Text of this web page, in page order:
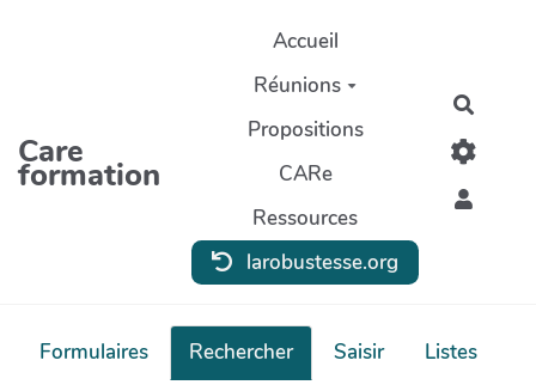
Care
formation
Accueil
Réunions
Propositions
CARe
Ressources
larobustesse.org
Formulaires Rechercher Saisir
Listes